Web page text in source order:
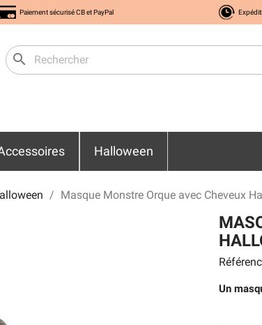
Paiement sécurisé CB et PayPal
search
Halloween
Masque Monstre Orque avec Cheveux
Un